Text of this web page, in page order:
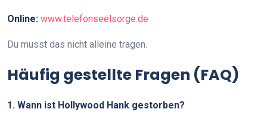
Online: www.telefonseelsorge.de
Du musst das nicht alleine tragen.
Häufig gestellte Fragen (FAQ)
1. Wann ist Hollywood Hank gestorben?